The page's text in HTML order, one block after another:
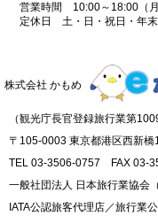
営業時間 10:00～18:00（月
定休日 土・日・祝日・年
株式会社 かもめ
（観光庁長官登録旅行業第
〒105-0003 東京都港区西新
TEL 03-3506-0757 FAX 03-
一般社団法人 日本旅行業協会
IATA公認旅客代理店／旅行業